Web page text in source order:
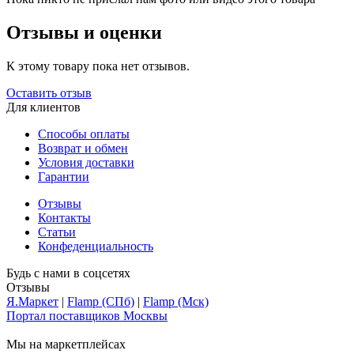
Отзывы и оценки
К этому товару пока нет отзывов.
Оставить отзыв
Для клиентов
Способы оплаты
Возврат и обмен
Условия доставки
Гарантии
Отзывы
Контакты
Статьи
Конфеденциальность
Будь с нами в соцсетях
Отзывы
Я.Маркет | Flamp (СПб) | Flamp (Мск)
Портал поставщиков Москвы
Мы на маркетплейсах